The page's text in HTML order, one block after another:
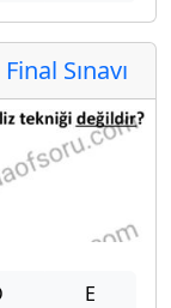
Sınavı
E